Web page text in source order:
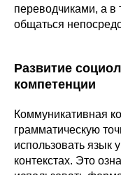
переводчиками, а в
общаться
Развитие
компетенции
Коммуникативная
грамматическую
использовать язык
контекстах. Это